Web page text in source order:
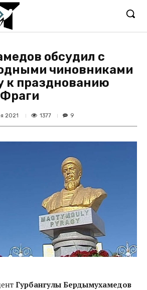
обсудил с
чиновниками
к празднованию
2021 1377 9
Гурбангулы Бердымухамедов